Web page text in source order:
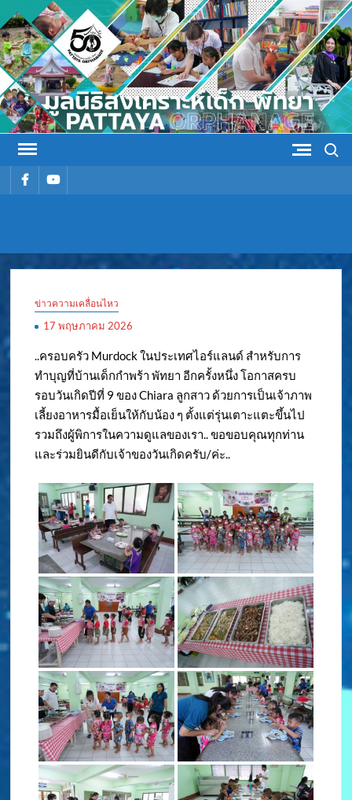
Skip
to
content
รายการรายการ
สงเคราะห์
ข่าวความเคลื่อนไหว
17 พฤษภาคม 2026
..ครอบครัว Murdock ในประเทศไอร์แลนด์ สำหรับการ
ทำบุญที่บ้านเด็กกำพร้า พัทยา อีกครั้งหนึ่ง โอกาสครบ
รอบวันเกิดปีที่ 9 ของ Chiara ลูกสาว ด้วยการเป็นเจ้าภาพ
เลี้ยงอาหารมื้อเย็นให้กับน้อง ๆ ตั้งแต่รุ่นเตาะแตะขึ้นไป
รวมถึงผู้พิการในความดูแลของเรา.. ขอขอบคุณทุกท่าน
และร่วมยินดีกับเจ้าของวันเกิดครับ/ค่ะ..